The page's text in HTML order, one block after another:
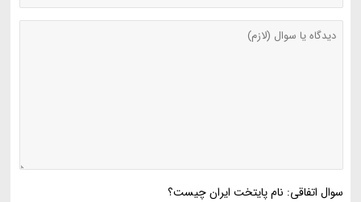
سوال اتفاقی: نام پایتخت ایران چیست؟